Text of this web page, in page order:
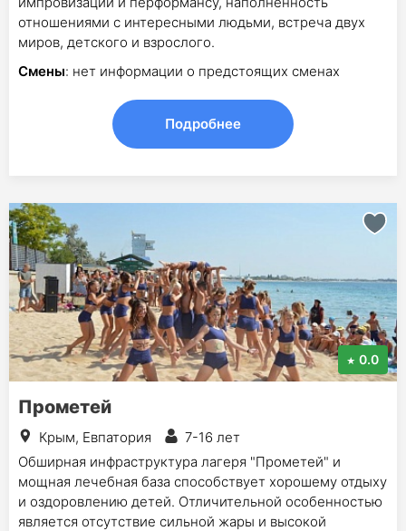
отношениями с интересными людьми, встреча двух
миров, детского и взрослого.
Смены: нет информации о предстоящих сменах
Подробнее
0.0
Прометей
Крым, Евпатория
7-16 лет
Обширная инфраструктура лагеря "Прометей" и
мощная лечебная база способствует хорошему отдыху
и оздоровлению детей. Отличительной особенностью
является отсутствие сильной жары и высокой